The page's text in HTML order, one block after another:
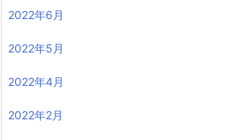
2022年6月
2022年5月
2022年4月
2022年2月